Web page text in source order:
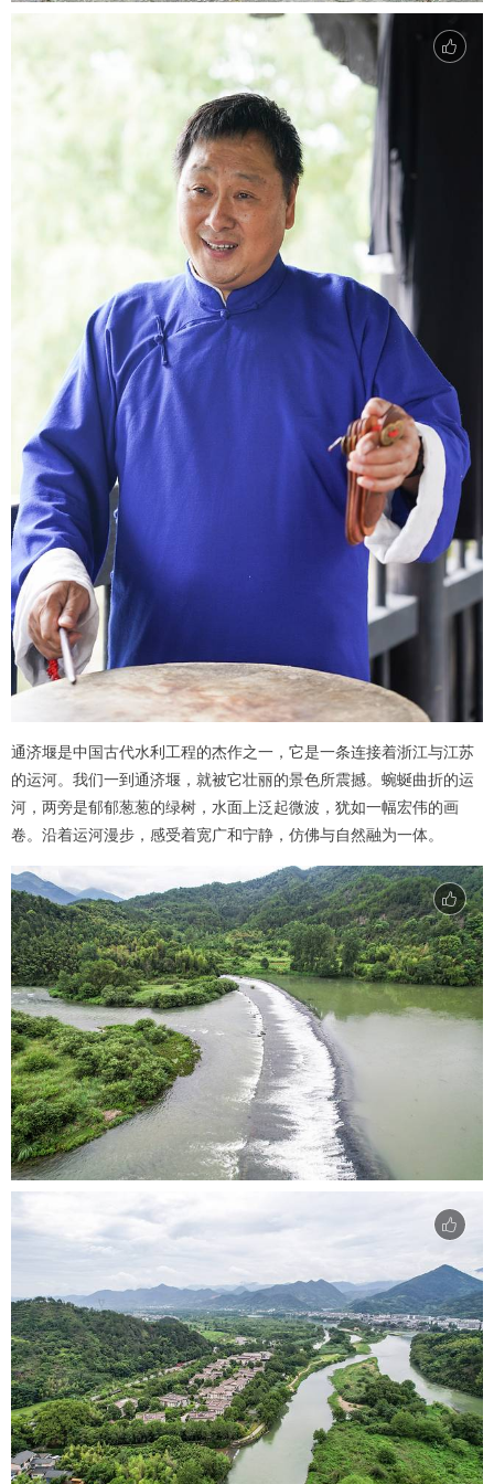
通济堰是中国古代水利工程的杰作之一，它是一条连接着浙江与江苏
的运河。我们一到通济堰，就被它壮丽的景色所震撼。蜿蜒曲折的运
河，两旁是郁郁葱葱的绿树，水面上泛起微波，犹如一幅宏伟的画
卷。沿着运河漫步，感受着宽广和宁静，仿佛与自然融为一体。